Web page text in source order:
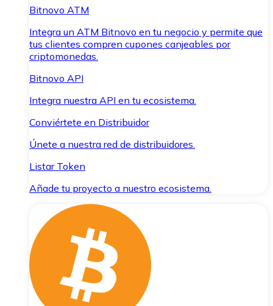
Bitnovo ATM
Integra un ATM Bitnovo en tu negocio y permite que
tus clientes compren cupones canjeables por
criptomonedas.
Bitnovo API
Integra nuestra API en tu ecosistema.
Conviértete en Distribuidor
Únete a nuestra red de distribuidores.
Listar Token
Añade tu proyecto a nuestro ecosistema.